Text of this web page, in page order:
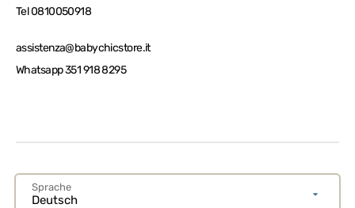
Tel 0810050918
assistenza@babychicstore.it
Whatsapp 351 918 8295
Sprache
Deutsch